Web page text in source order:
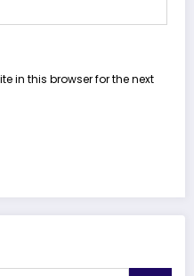
in this browser for the next